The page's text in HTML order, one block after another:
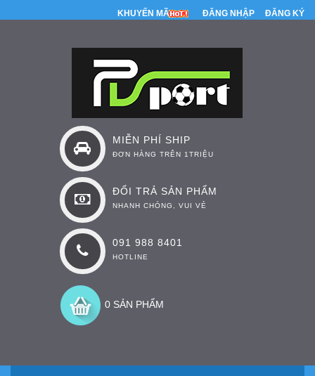
KHUYẾN MÃI ĐĂNG NHẬP ĐĂNG KÝ
MIỄN PHÍ SHIP
ĐƠN HÀNG TRÊN 1TRIỆU
ĐỔI TRẢ SẢN PHẨM
NHANH CHÓNG, VUI VẺ
091 988 8401
HOTLINE
0 SẢN PHẨM